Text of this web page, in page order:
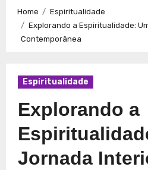
Caminhos para a Plenitude no
Espiritualidade: Conexão e
Home
Espiritualidade
Explorando a Espiritualidade:
Contemporânea
Espiritualidade
Explorando a
Jornada